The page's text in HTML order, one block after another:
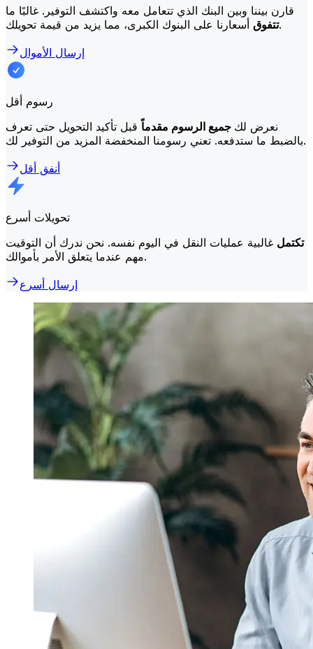
قارن بيننا وبين البنك الذي تتعامل معه واكتشف التوفير. غالبًا ما
تتفوقأسعارنا على البنوك الكبرى، مما يزيد من قيمة تحويلك.
إرسال الأموال
رسوم أقل
نعرض لك جميع الرسوم مقدماًقبل تأكيد التحويل حتى تعرف
بالضبط ما ستدفعه. تعني رسومنا المنخفضة المزيد من التوفير لك.
أنفق أقل
تحويلات أسرع
تكتمل غالبية عمليات النقل في اليوم نفسه. نحن ندرك أن التوقيت
مهم عندما يتعلق الأمر بأموالك.
إرسال أسرع